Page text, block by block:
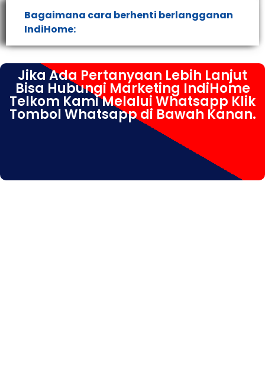
Bagaimana cara berhenti berlangganan
IndiHome:
Jika Ada Pertanyaan Lebih Lanjut
Bisa Hubungi Marketing IndiHome
Telkom Kami Melalui Whatsapp Klik
Tombol Whatsapp di Bawah Kanan.